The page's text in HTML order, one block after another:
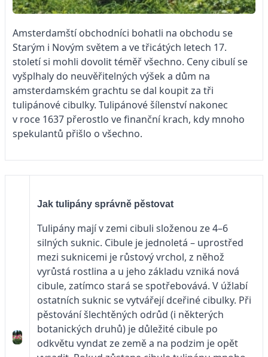
Amsterdamští obchodníci bohatli na obchodu se
Starým i Novým světem a ve třicátých letech 17.
století si mohli dovolit téměř všechno. Ceny cibulí se
vyšplhaly do neuvěřitelných výšek a dům na
amsterdamském grachtu se dal koupit za tři
tulipánové cibulky. Tulipánové šílenství nakonec
v roce 1637 přerostlo ve finanční krach, kdy mnoho
spekulantů přišlo o všechno.
Jak tulipány správně pěstovat
Tulipány mají v zemi cibuli složenou ze 4–6
silných suknic. Cibule je jednoletá – uprostřed
mezi suknicemi je růstový vrchol, z něhož
vyrůstá rostlina a u jeho základu vzniká nová
cibule, zatímco stará se spotřebovává. V úžlabí
ostatních suknic se vytvářejí dceřiné cibulky. Při
pěstování šlechtěných odrůd (i některých
botanických druhů) je důležité cibule po
odkvětu vyndat ze země a na podzim je opět